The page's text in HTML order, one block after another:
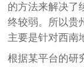
的方法来解决了
终较弱。所以贵
主要是针对西南
根据某平台的研